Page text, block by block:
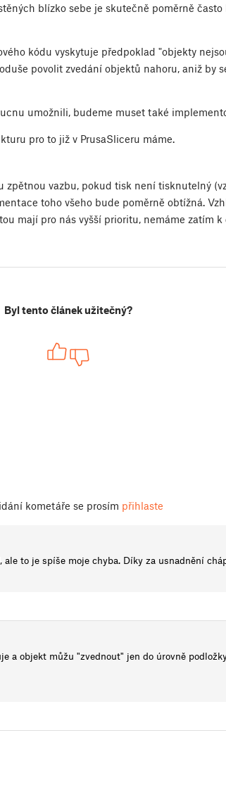
blízko sebe je skutečně poměrně často
kódu vyskytuje předpoklad "objekty
povolit zvedání objektů nahoru, aniž by
umožnili, budeme muset také
pro to již v PrusaSliceru máme.
vazbu, pokud tisk není tisknutelný
toho všeho bude poměrně obtížná.
mají pro nás vyšší prioritu, nemáme zatím k
Byl tento článek užitečný?
kometáře se prosím přihlaste
to je spíše moje chyba. Díky za usnadnění
a objekt můžu "zvednout" jen do úrovně